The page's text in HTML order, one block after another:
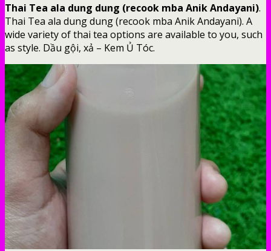
Thai Tea ala dung dung (recook mba Anik Andayani).
Thai Tea ala dung dung (recook mba Anik Andayani). A
wide variety of thai tea options are available to you, such
as style. Dầu gội, xả – Kem Ủ Tóc.